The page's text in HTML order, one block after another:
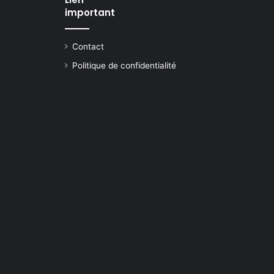
important
Contact
Politique de confidentialité